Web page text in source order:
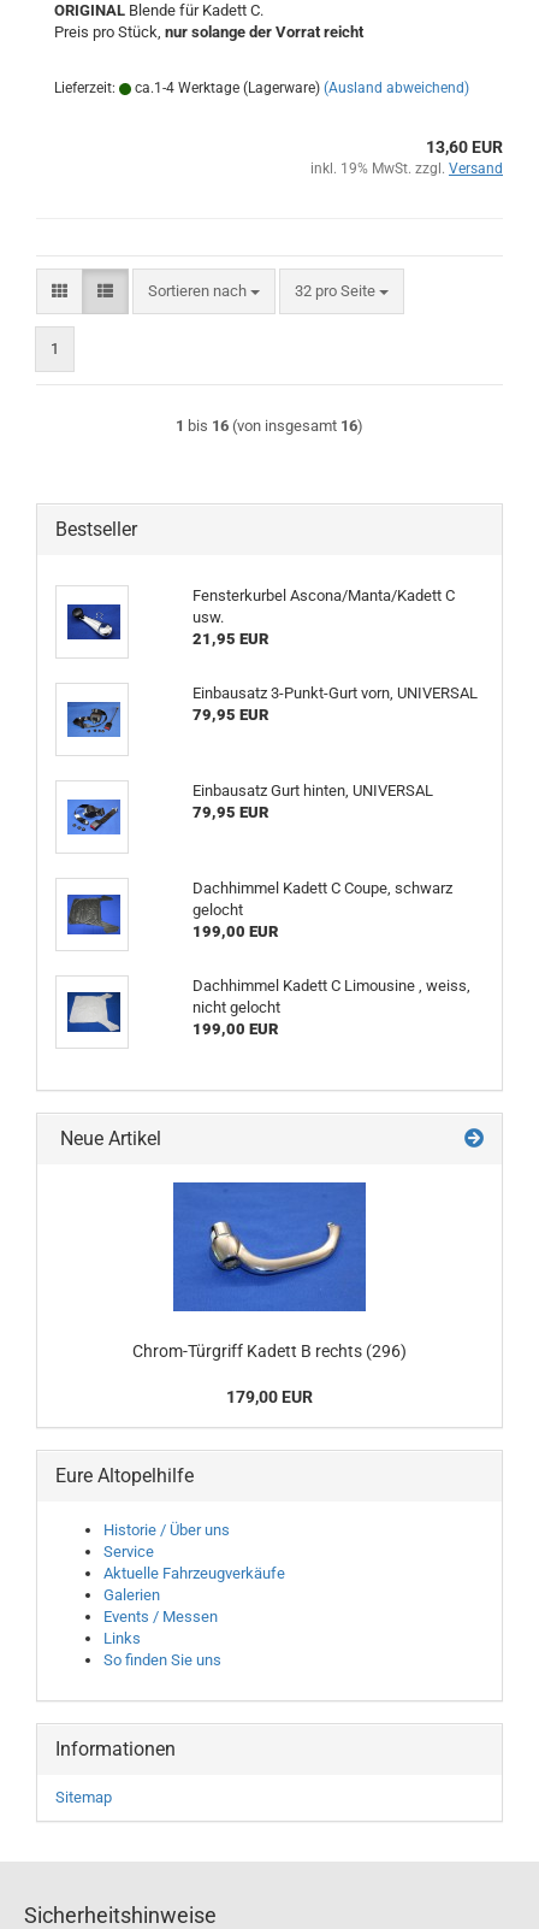
ORIGINAL Blende für Kadett C.
Preis pro Stück, nur solange der Vorrat reicht
Lieferzeit: ca.1-4 Werktage (Lagerware) (Ausland abweichend)
13,60 EUR
inkl. 19% MwSt. zzgl. Versand
Sortieren nach
Sortieren nach 32 pro Seite
pro Seite
1
1 bis 16 (von insgesamt 16)
Bestseller
Fensterkurbel Ascona/Manta/Kadett C
usw.
21,95 EUR
Einbausatz 3-Punkt-Gurt vorn, UNIVERSAL
79,95 EUR
Einbausatz Gurt hinten, UNIVERSAL
79,95 EUR
Dachhimmel Kadett C Coupe, schwarz
gelocht
199,00 EUR
Dachhimmel Kadett C Limousine , weiss,
nicht gelocht
199,00 EUR
Neue Artikel
Chrom-Türgriff Kadett B rechts (296)
179,00 EUR
Eure Altopelhilfe
Historie / Über uns
Service
Aktuelle Fahrzeugverkäufe
Galerien
Events / Messen
Links
So finden Sie uns
Informationen
Sitemap
Sicherheitshinweise